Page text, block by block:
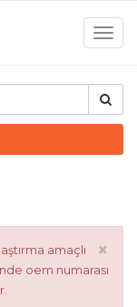
×
amaçlı
oem numarası